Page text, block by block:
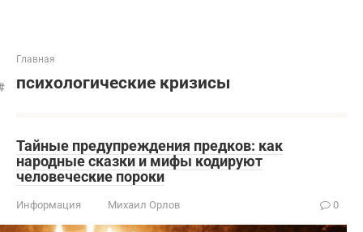
Главная
психологические кризисы
Тайные предупреждения предков: как
народные сказки и мифы кодируют
человеческие пороки
Информация Михаил Орлов 0